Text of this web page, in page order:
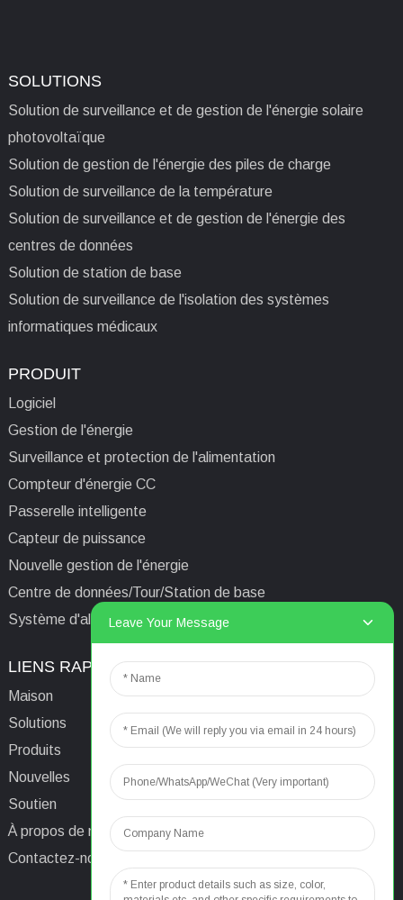
SOLUTIONS
Solution de surveillance et de gestion de l'énergie solaire
photovoltaïque
Solution de gestion de l'énergie des piles de charge
Solution de surveillance de la température
Solution de surveillance et de gestion de l'énergie des
centres de données
Solution de station de base
Solution de surveillance de l'isolation des systèmes
informatiques médicaux
PRODUIT
Logiciel
Gestion de l'énergie
Surveillance et protection de l'alimentation
Compteur d'énergie CC
Passerelle intelligente
Capteur de puissance
Nouvelle gestion de l'énergie
Centre de données/Tour/Station de base
Système d'alimentation isolé informatique médical
LIENS RAPIDES
Maison
Solutions
Produits
Nouvelles
Soutien
À propos de nous
Contactez-nous
CONTACTEZ-NOUS
Tél.+86 13641976142
Adresse : No. 253 Yulv
Road, Jiading Area,
Shanghai, Chine, 201801
Leave Your Message